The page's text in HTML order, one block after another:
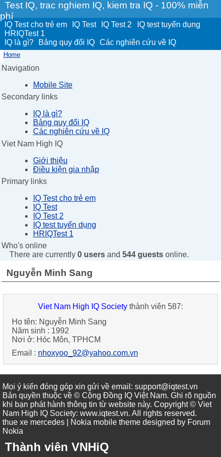
Test IQ, trac nghiem IQ, kiem tra IQ - 100% miễn
phí
IQ Test cho trẻ em IQ Test IQ Test 2
IQ test tuyển dụng
HRIQTest 1
IQ là gì?
Bảng quy đổi IQ Các nghiên cứu về IQ
Home
Navigation
Mobile Site
Secondary links
IQ là gì?
Bảng quy đổi IQ
Các nghiên cứu về IQ
Viet Nam High IQ
Giới thiệu
Điều kiện gia nhập
Primary links
IQ Test cho trẻ em
IQ Test
IQ Test 2
IQ test tuyển dụng
HRIQTest 1
Who's online
There are currently 0 usersand 544 guestsonline.
Nguyễn Minh Sang
Viet Nam High IQ Societythành viên 587:
Họ tên: Nguyễn Minh Sang
Năm sinh : 1992
Nơi ở: Hóc Môn, TPHCM
Email : nhoxyoo_92@yahoo.com.vn
Mọi ý kiến đóng góp xin gửi về email: support@iqtest.vn
Bản quyền thuộc về © Cộng Đồng IQ Việt Nam. Ghi rõ nguồn
khi bạn phát hành thông tin từ website này. Copyright © Viet
Nam High IQ Society: www.iqtest.vn. All rights reserved.
thue xe mercedes | Nokia mobile theme designed by Forum
Nokia
Thành viên VNHiQ